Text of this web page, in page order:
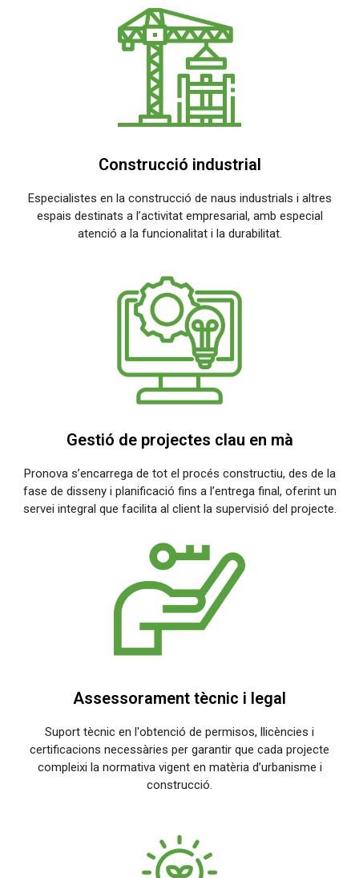
Construcció industrial
Especialistes en la construcció de naus industrials i altres
espais destinats a l’activitat empresarial, amb especial
atenció a la funcionalitat i la durabilitat.
Gestió de projectes clau en mà
Pronova s’encarrega de tot el procés constructiu, des de la
fase de disseny i planificació fins a l’entrega final, oferint un
servei integral que facilita al client la supervisió del projecte.
Assessorament tècnic i legal
Suport tècnic en l'obtenció de permisos, llicències i
certificacions necessàries per garantir que cada projecte
compleixi la normativa vigent en matèria d’urbanisme i
construcció.